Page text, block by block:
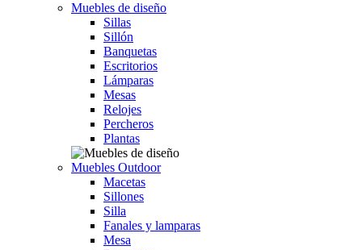
Muebles de diseño
Sillas
Sillón
Banquetas
Escritorios
Lámparas
Mesas
Relojes
Percheros
Plantas
Muebles Outdoor
Macetas
Sillones
Silla
Fanales y lamparas
Mesa